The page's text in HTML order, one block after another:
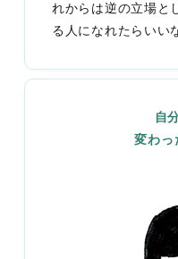
れからは逆の立場と
る人になれたらいい
自
変わっ